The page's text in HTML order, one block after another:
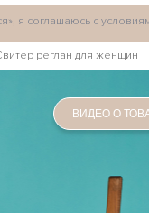
я соглашаюсь с
реглан для женщин
ВИДЕО О